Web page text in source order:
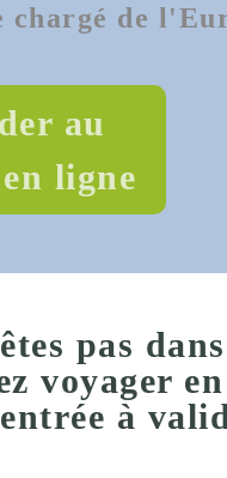
de
au
ligne
pas
voyager
à